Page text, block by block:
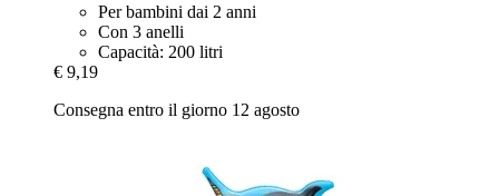
Per bambini dai 2 anni
Con 3 anelli
Capacità: 200 litri
€ 9,19
Consegna entro il giorno 12 agosto